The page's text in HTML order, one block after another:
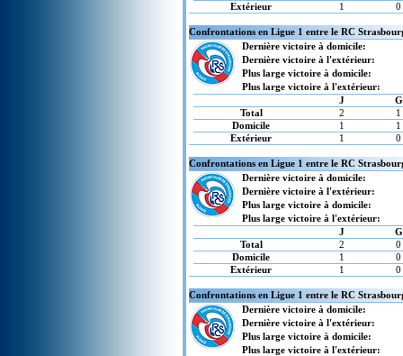
Extérieur
1 0
Confrontations en Ligue 1 entre le RC
Dernière victoire à domicile:
Dernière victoire à l'extérieur:
Plus large victoire à domicile:
Plus large victoire à l'extérieur:
J
G
Total
2
1
Domicile
1
1
Extérieur
1 0
Confrontations en Ligue 1 entre le RC
Dernière victoire à domicile:
Dernière victoire à l'extérieur:
Plus large victoire à domicile:
Plus large victoire à l'extérieur:
J
G
Total
2
0
Domicile
1
0
Extérieur
1 0
Confrontations en Ligue 1 entre le RC
Dernière victoire à domicile:
Dernière victoire à l'extérieur:
Plus large victoire à domicile:
Plus large victoire à l'extérieur: